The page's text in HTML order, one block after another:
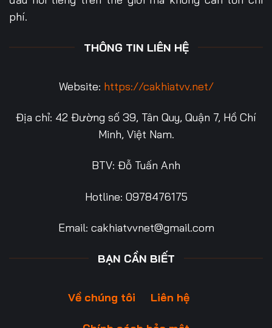
phí.
THÔNG TIN LIÊN HỆ
Website: https://cakhiatvv.net/
Địa chỉ: 42 Đường số 39, Tân Quy, Quận 7, Hồ Chí
Minh, Việt Nam.
BTV: Đỗ Tuấn Anh
Hotline: 0978476175
Email: cakhiatvvnet@gmail.com
BẠN CẦN BIẾT
Về chúng tôi Liên hệ